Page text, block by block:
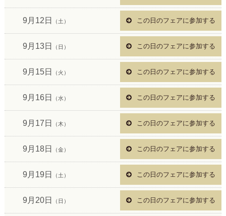
9月12日 （土） この日のフェアに参加する
9月13日 （日） この日のフェアに参加する
9月15日 （火） この日のフェアに参加する
9月16日 （水） この日のフェアに参加する
9月17日 （木） この日のフェアに参加する
9月18日 （金） この日のフェアに参加する
9月19日 （土） この日のフェアに参加する
9月20日 （日） この日のフェアに参加する